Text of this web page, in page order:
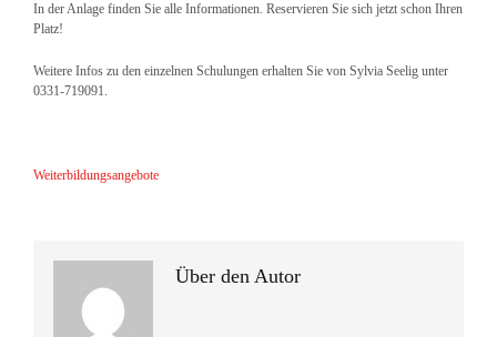
In der Anlage finden Sie alle Informationen. Reservieren Sie sich jetzt schon Ihren
Platz!
Weitere Infos zu den einzelnen Schulungen erhalten Sie von Sylvia Seelig unter
0331-719091.
Weiterbildungsangebote
Über den Autor